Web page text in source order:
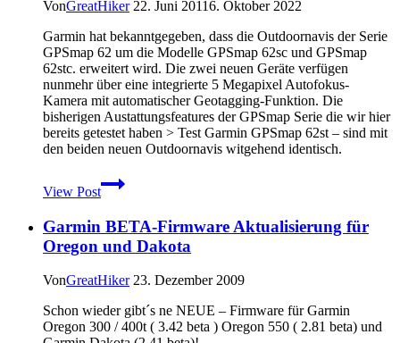
Praxistest
VonGreatHiker 22. Juni 20116. Oktober 2022
Garmin hat bekanntgegeben, dass die Outdoornavis der Serie
GPSmap 62 um die Modelle GPSmap 62sc und GPSmap
62stc. erweitert wird. Die zwei neuen Geräte verfügen
nunmehr über eine integrierte 5 Megapixel Autofokus-
Kamera mit automatischer Geotagging-Funktion. Die
bisherigen Austattungsfeatures der GPSmap Serie die wir hier
bereits getestet haben > Test Garmin GPSmap 62st – sind mit
den beiden neuen Outdoornavis witgehend identisch.
View Post
Garmin
erweitert
GPSmap
62
Baureihe
mit
Fotofunktion
Garmin BETA-Firmware Aktualisierung für
Oregon und Dakota
VonGreatHiker 23. Dezember 2009
Schon wieder gibt´s ne NEUE – Firmware für Garmin
Oregon 300 / 400t ( 3.42 beta ) Oregon 550 ( 2.81 beta) und